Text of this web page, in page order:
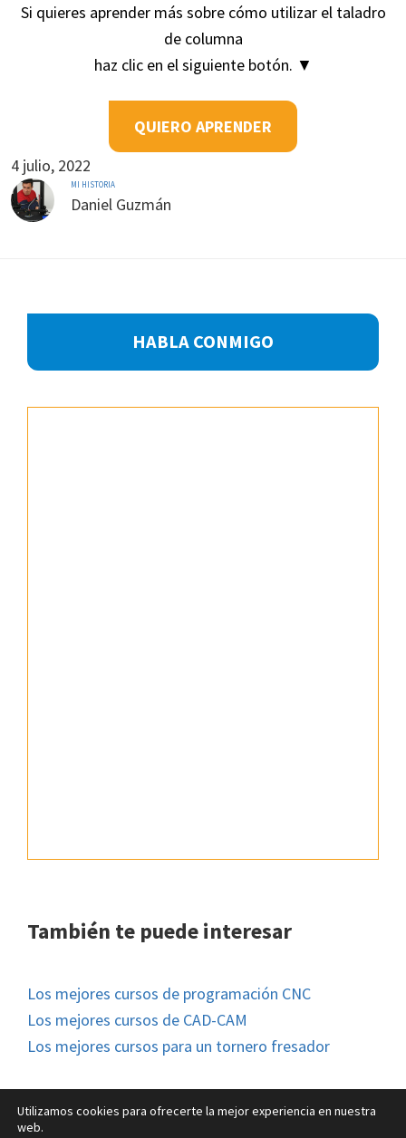
Si quieres aprender más sobre cómo utilizar el taladro
de columna
haz clic en el siguiente botón. ▼
QUIERO APRENDER
4 julio, 2022
MI HISTORIA
Daniel Guzmán
HABLA CONMIGO
También te puede interesar
Los mejores cursos de programación CNC
Los mejores cursos de CAD-CAM
Los mejores cursos para un tornero fresador
Utilizamos cookies para ofrecerte la mejor experiencia en nuestra
web.